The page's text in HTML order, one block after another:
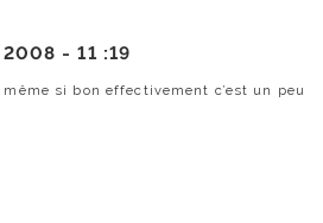
2008 -11 :19
si bon effectivement c’est un peu